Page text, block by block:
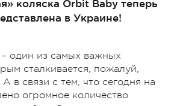
коляска Orbit Baby теперь
в Украине!
один из самых важных
сталкивается, пожалуй,
в связи с тем, что сегодня на
огромное количество